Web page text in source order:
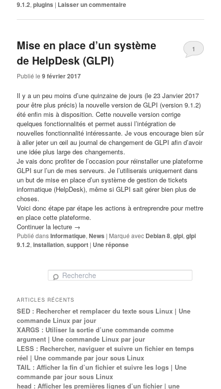
9.1.2,plugins | Laisser un commentaire
Mise en place d’un système
de HelpDesk (GLPI)
Publié le9 février 2017
1
Il y a un peu moins d’une quinzaine de jours (le 23 Janvier 2017
pour être plus précis) la nouvelle version de GLPI (version 9.1.2)
été enfin mis à disposition. Cette nouvelle version corrige
quelques fonctionnalités et permet aussi l’intégration de
nouvelles fonctionnalité intéressante. Je vous encourage bien sûr
à aller jeter un œil aujournal de changement de GLPI afin d’avoir
une idée plus large des changements.
Je vais donc profiter de l’occasion pour réinstaller une plateforme
GLPI sur l’un de mes serveurs. Je l’utiliserais uniquement dans
un but de mise en place d’un système de gestion de tickets
informatique (HelpDesk), même si GLPI sait gérer bien plus de
choses.
Voici donc étape par étape les actions à entreprendre pour mettre
en place cette plateforme.
Continuer la lecture →
Publié dansInformatique,News | Marqué avec Debian 8,glpi,glpi
9.1.2,installation,support | Uneréponse
ARTICLES RÉCENTS
SED : Rechercher et remplacer du texte sous Linux | Une
commande Linux par jour
XARGS : Utiliser la sortie d’une commande comme
argument | Une commande Linux par jour
LESS : Rechercher, naviguer et suivre un fichier en temps
réel | Une commande par jour sous Linux
TAIL : Afficher la fin d’un fichier et suivre les logs | Une
commande par jour sous Linux
head : Afficher les premières lignes d’un fichier | une